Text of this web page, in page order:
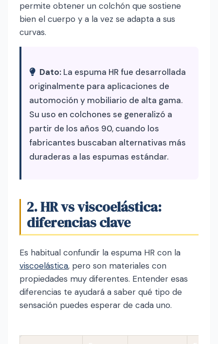
permite obtener un colchón que sostiene
bien el cuerpo y a la vez se adapta a sus
curvas.
Dato: La espuma HR fue desarrollada
originalmente para aplicaciones de
automoción y mobiliario de alta gama.
Su uso en colchones se generalizó a
partir de los años 90, cuando los
fabricantes buscaban alternativas más
duraderas a las espumas estándar.
2. HR vs viscoelástica:
diferencias clave
Es habitual confundir la espuma HR con la
viscoelástica, pero son materiales con
propiedades muy diferentes. Entender esas
diferencias te ayudará a saber qué tipo de
sensación puedes esperar de cada uno.